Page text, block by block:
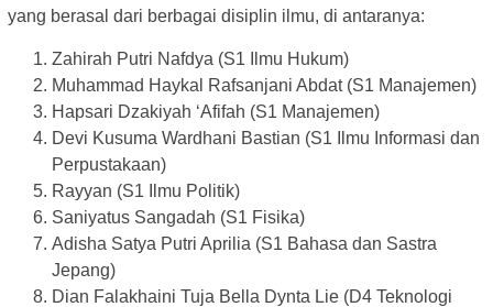
yang berasal dari berbagai disiplin ilmu, di antaranya:
Zahirah Putri Nafdya (S1 Ilmu Hukum)
Muhammad Haykal Rafsanjani Abdat (S1 Manajemen)
Hapsari Dzakiyah ‘Afifah (S1 Manajemen)
Devi Kusuma Wardhani Bastian (S1 Ilmu Informasi dan
Perpustakaan)
Rayyan (S1 Ilmu Politik)
Saniyatus Sangadah (S1 Fisika)
Adisha Satya Putri Aprilia (S1 Bahasa dan Sastra
Jepang)
Dian Falakhaini Tuja Bella Dynta Lie (D4 Teknologi